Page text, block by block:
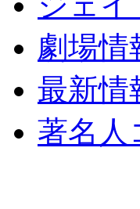
劇場情
最新情
著名人